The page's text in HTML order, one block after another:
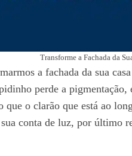
Transforme a Fachada da
a fachada da sua
perde a
o clarão que está ao
conta de luz, por último